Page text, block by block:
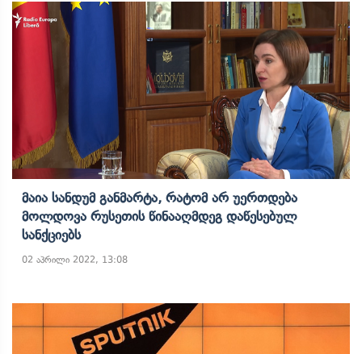
Მაია Სანდუმ Განმარტა, Რატომ Არ Უერთდება
Მოლდოვა Რუსეთის Წინააღმდეგ Დაწესებულ
Სანქციებს
02 აპრილი 2022, 13:08